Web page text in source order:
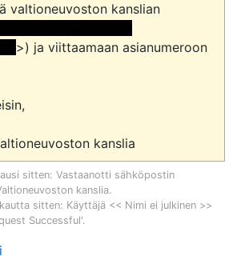
valtioneuvoston kanslian
>) ja viittaamaan asianumeroon
sitten: Vastaanotti sähköpostin
kanslia.
sitten: Käyttäjä << Nimi ei julkinen >>
Successful'.